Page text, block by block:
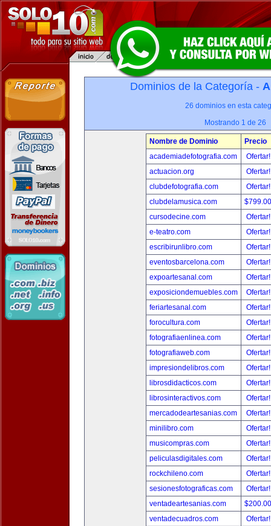
Dominios de la Categoría -
26 dominios en esta
Mostrando 1 de 26
Nombre de Dominio
Precio
academiadefotografia.com
actuacion.org
clubdefotografia.com
clubdelamusica.com
cursodecine.com
e-teatro.com
escribirunlibro.com
eventosbarcelona.com
expoartesanal.com
exposiciondemuebles.com
feriartesanal.com
forocultura.com
fotografiaenlinea.com
fotografiaweb.com
impresiondelibros.com
librosdidacticos.com
librosinteractivos.com
mercadodeartesanias.com
minilibro.com
musicompras.com
peliculasdigitales.com
rockchileno.com
sesionesfotograficas.com
ventadeartesanias.com
ventadecuadros.com